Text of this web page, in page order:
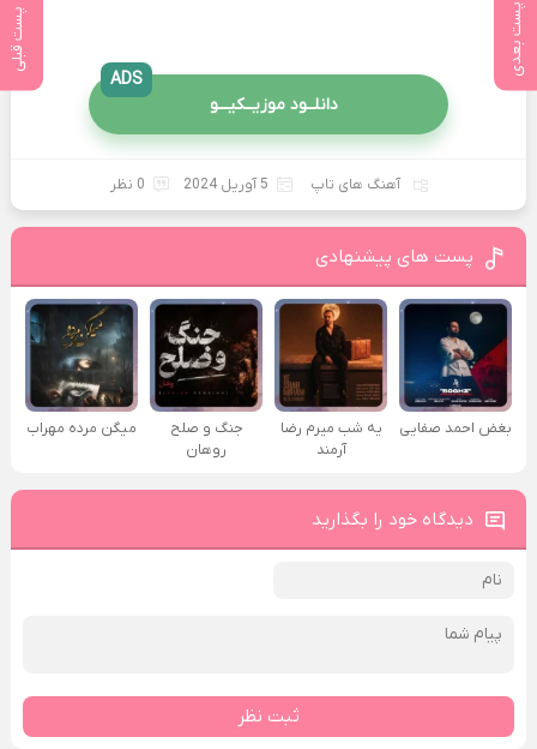
پست بعدی پست قبلی
دانلــود موزیــکیـــو
ADS
آهنگ های تاپ 5 آوریل 2024 0 نظر
پست های پیشنهادی
بغض احمد صفایی
یه شب میرم رضا
آرمند
جنگ و صلح
روهان
میگن مرده مهراب
دیدگاه خود را بگذارید
ثبت نظر